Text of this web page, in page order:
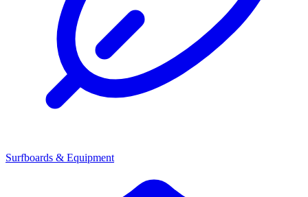
Surfboards & Equipment